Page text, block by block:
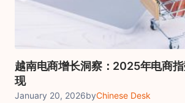
越南电商增长洞察：2025年电商
现
January 20, 2026byChinese Desk